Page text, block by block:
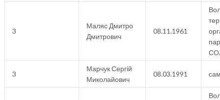
3
Маляс Дмитро
Дмитрович
08.11.1961
3
Марчук Сергій
Миколайович
08.03.1991